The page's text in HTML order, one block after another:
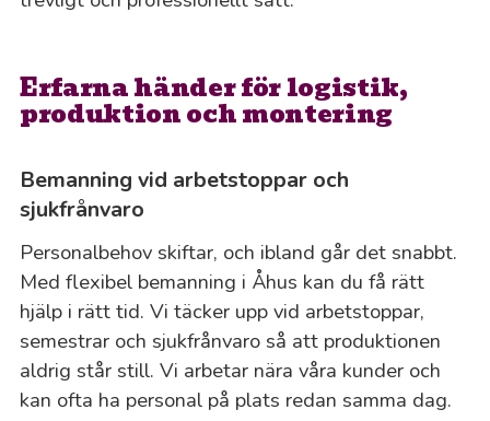
Erfarna händer för logistik,
produktion och montering
Bemanning vid arbetstoppar och
sjukfrånvaro
Personalbehov skiftar, och ibland går det snabbt.
Med flexibel bemanning i Åhus kan du få rätt
hjälp i rätt tid. Vi täcker upp vid arbetstoppar,
semestrar och sjukfrånvaro så att produktionen
aldrig står still. Vi arbetar nära våra kunder och
kan ofta ha personal på plats redan samma dag.